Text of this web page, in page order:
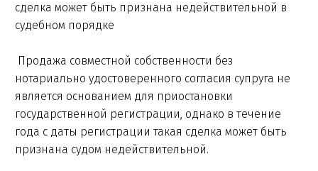
сделка может быть признана недействительной в
судебном порядке
Продажа совместной собственности без
нотариально удостоверенного согласия супруга не
является основанием для приостановки
государственной регистрации, однако в течение
года с даты регистрации такая сделка может быть
признана судом недействительной.